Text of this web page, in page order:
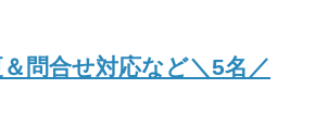
問合せ対応など＼5名／